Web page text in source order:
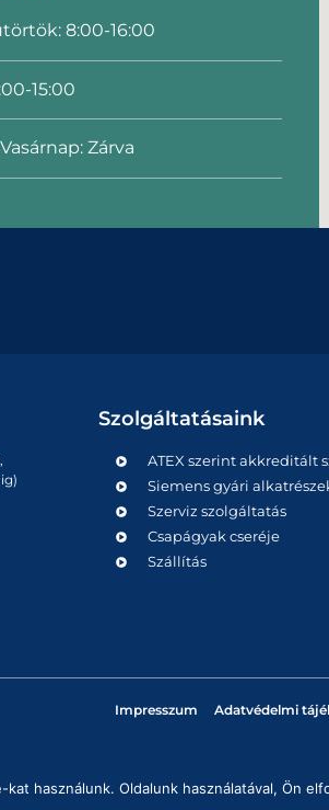
8:00-16:00
15:00
Zárva
Szolgáltatásaink
ATEX szerint akkreditált
Siemens gyári
Szerviz szolgáltatás
Csapágyak cseréje
Szállítás
Impresszum Adatvédelmi
használunk. Oldalunk használatával, Ön